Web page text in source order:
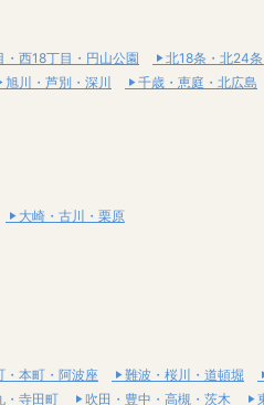
・西18丁目・円山公園 北18条・北24
旭川・芦別・深川 千歳・恵庭・北広島
大崎・古川・栗原
・本町・阿波座 難波・桜川・道頓堀
・寺田町 吹田・豊中・高槻・茨木